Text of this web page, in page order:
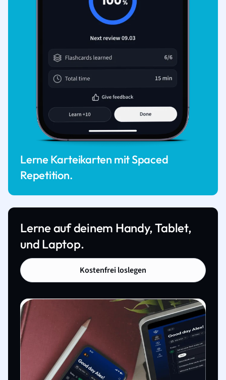
Lerne Karteikarten mit Spaced
Repetition.
Lerne auf deinem Handy, Tablet,
und Laptop.
Kostenfrei loslegen